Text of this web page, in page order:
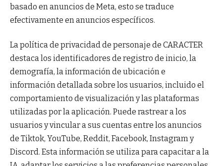
basado en anuncios de Meta, esto se traduce
efectivamente en anuncios específicos.
La política de privacidad de personaje de CARACTER
destaca los identificadores de registro de inicio, la
demografía, la información de ubicación e
información detallada sobre los usuarios, incluido el
comportamiento de visualización y las plataformas
utilizadas por la aplicación. Puede rastrear a los
usuarios y vincular a sus cuentas entre los anuncios
de Tiktok, YouTube, Reddit, Facebook, Instagram y
Discord. Esta información se utiliza para capacitar a la